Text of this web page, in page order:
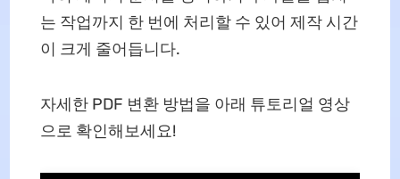
는 작업까지 한 번에 처리할 수 있어 제작 시간
이 크게 줄어듭니다.
자세한 PDF 변환 방법을 아래 튜토리얼 영상
으로 확인해보세요!